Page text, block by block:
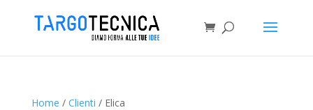
Home / Clienti / Elica